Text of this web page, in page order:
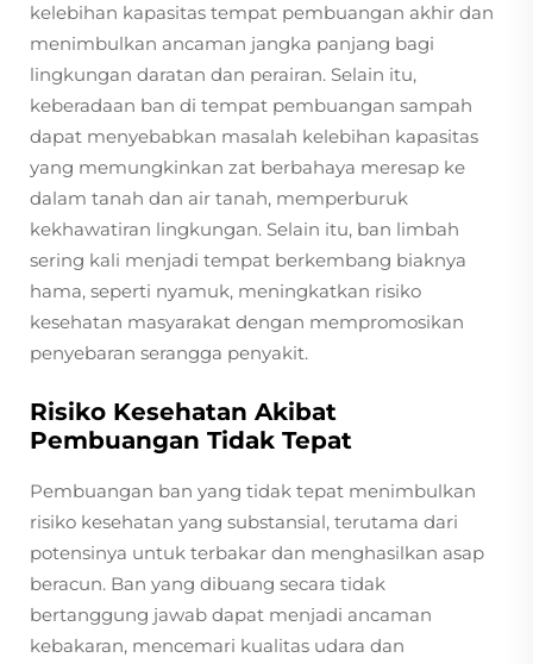
kelebihan kapasitas tempat pembuangan akhir dan
menimbulkan ancaman jangka panjang bagi
lingkungan daratan dan perairan. Selain itu,
keberadaan ban di tempat pembuangan sampah
dapat menyebabkan masalah kelebihan kapasitas
yang memungkinkan zat berbahaya meresap ke
dalam tanah dan air tanah, memperburuk
kekhawatiran lingkungan. Selain itu, ban limbah
sering kali menjadi tempat berkembang biaknya
hama, seperti nyamuk, meningkatkan risiko
kesehatan masyarakat dengan mempromosikan
penyebaran serangga penyakit.
Risiko Kesehatan Akibat
Pembuangan Tidak Tepat
Pembuangan ban yang tidak tepat menimbulkan
risiko kesehatan yang substansial, terutama dari
potensinya untuk terbakar dan menghasilkan asap
beracun. Ban yang dibuang secara tidak
bertanggung jawab dapat menjadi ancaman
kebakaran, mencemari kualitas udara dan